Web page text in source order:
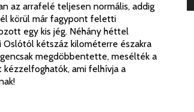
az arrafelé teljesen normális, addig
körül már fagypont feletti
egy kis jég. Néhány héttel
Oslótól kétszáz kilométerre északra
megdöbbentette, mesélték a
ami felhívja a